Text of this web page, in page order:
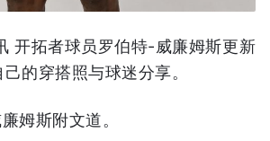
开拓者球员罗伯特-威廉姆斯更新
的穿搭照与球迷分享。
姆斯附文道。